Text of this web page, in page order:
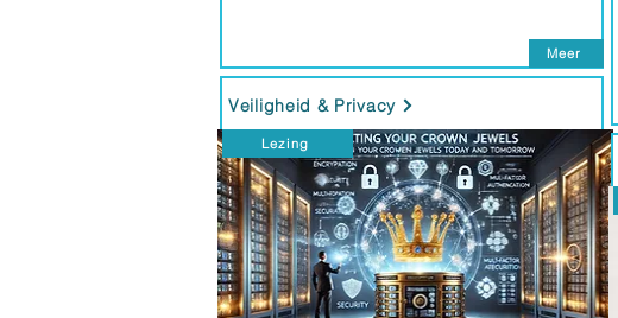
Meer
Veiligheid & Privacy
Lezing